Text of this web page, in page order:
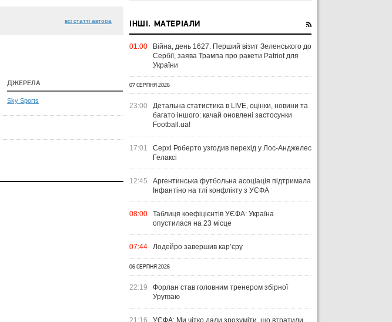
всі статті автора
ДЖЕРЕЛА
Sky Sports
ІНШІ. МАТЕРІАЛИ
01:00
Війна, день 1627. Перший візит Зеленського до
Сербії, заява Трампа про ракети Patriot для
України
07 СЕРПНЯ 2026
23:00
Детальна статистика в LIVE, оцінки, новини та
багато іншого: качай оновлені застосунки
Football.ua!
17:01
Серхі Роберто узгодив перехід у Лос-Анджелес
Гелаксі
12:45
Аргентинська футбольна асоціація підтримала
Інфантіно на тлі конфлікту з УЄФА
08:00
Таблиця коефіцієнтів УЄФА: Україна
опустилася на 23 місце
07:44 Лодейро завершив кар’єру
06 СЕРПНЯ 2026
22:19
Форлан став головним тренером збірної
Уругваю
21:16
УЄФА: Ми чітко дали зрозуміти, що втратили